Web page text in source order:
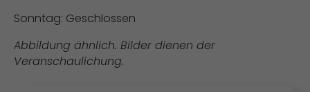
Sonntag: Geschlossen
Abbildung ähnlich. Bilder dienen der
Veranschaulichung.